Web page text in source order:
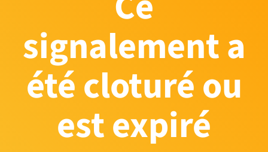
signalement a
été cloturé ou
est expiré